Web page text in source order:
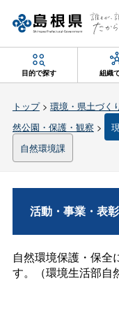
目的で探す 組織
トップ> 環境・県土づく
然公園・保護・観察 >
自然環境課
活動・事業・表
自然環境保護・保全
す。（環境生活部自